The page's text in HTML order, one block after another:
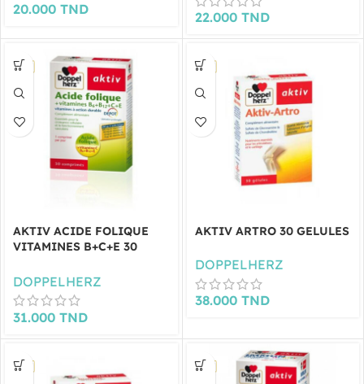
20.000 TND 22.000 TND
AKTIV ACIDE FOLIQUE
VITAMINES B+C+E 30
DOPPELHERZ
31.000 TND
AKTIV ARTRO 30 GELULES
DOPPELHERZ
38.000 TND